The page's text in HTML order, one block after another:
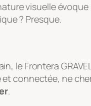
visuelle
? Presque.
le Frontera
connectée, ne
.